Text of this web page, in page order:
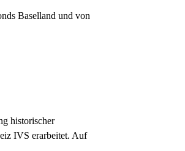
Baselland und von
historischer
IVS erarbeitet. Auf